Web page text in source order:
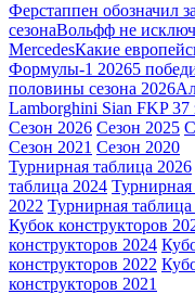
Ферстаппен обозначил
сезонаВольфф не
MercedesКакие
Формулы-1 20265
половины сезона 2026
Lamborghini Sian FKP 37
Сезон 2026 Сезон 2025
Сезон 2021 Сезон 2020
Турнирная таблица 2026
таблица 2024 Турнирная
2022 Турнирная таблица
Кубок конструкторов
конструкторов 2024
конструкторов 2022
конструкторов 2021